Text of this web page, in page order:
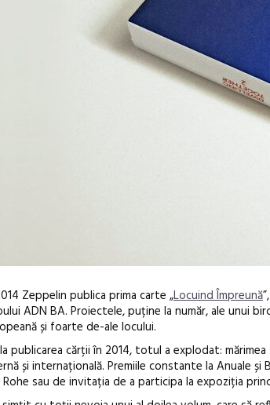
Zeppelin publica prima carte „Locuind Împreună
ADN BA. Proiectele, puține la număr, ale unui
și foarte de-ale locului.
publicarea cărții în 2014, totul a explodat:
și internațională. Premiile constante la Anuale
sau de invitația de a participa la expoziția